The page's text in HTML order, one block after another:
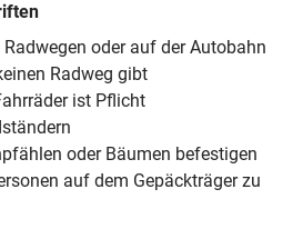
oder auf der Autobahn
Radweg gibt
ist Pflicht
oder Bäumen befestigen
auf dem Gepäckträger zu